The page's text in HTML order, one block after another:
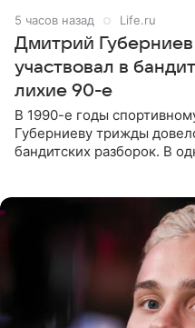
5 часов назад Life.ru
Дмитрий Губерниев
участвовал в
лихие 90-е
В 1990-е годы
Губерниеву трижды
бандитских разборок. В